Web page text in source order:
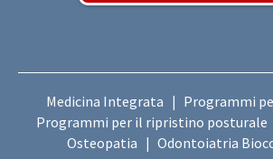
Medicina Integrata | Programmi
Programmi per il ripristino posturale
Osteopatia | Odontoiatria